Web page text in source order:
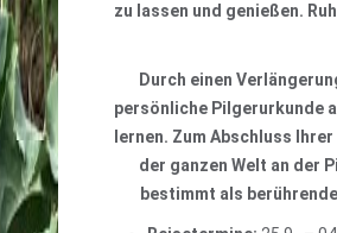
zu lassen und genießen.
Durch einen
persönliche Pilgerurkunde
lernen. Zum Abschluss
der ganzen Welt an der
bestimmt als